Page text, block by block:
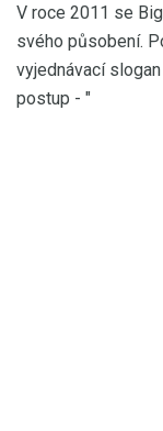
V roce 2011 se
svého působení.
vyjednávací
postup - "